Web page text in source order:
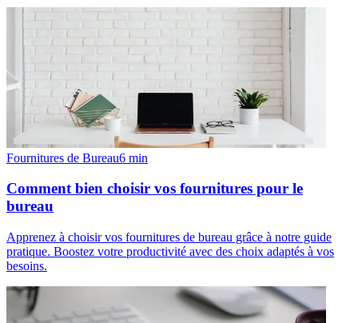
Fournitures de Bureau6 min
Comment bien choisir vos fournitures pour le
bureau
Apprenez à choisir vos fournitures de bureau grâce à notre guide
pratique. Boostez votre productivité avec des choix adaptés à vos
besoins.